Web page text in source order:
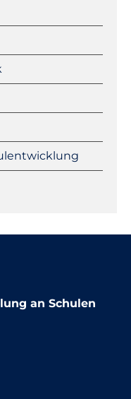
an Schulen